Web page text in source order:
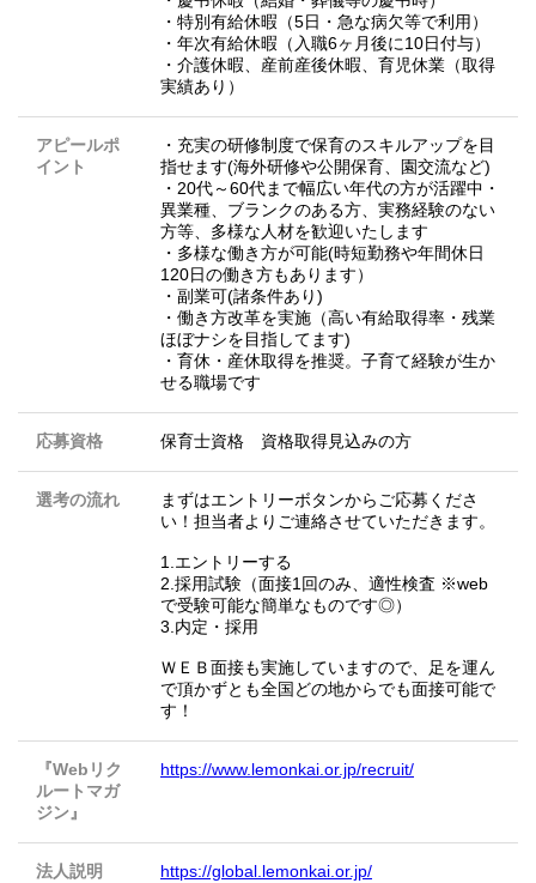
・特別有給休暇（5日・急な病欠等で利用）
・年次有給休暇（入職6ヶ月後に10日付与）
・介護休暇、産前産後休暇、育児休業（取得
実績あり）
アピールポ
イント
・充実の研修制度で保育のスキルアップを目
指せます(海外研修や公開保育、園交流など)
・20代～60代まで幅広い年代の方が活躍中・
異業種、ブランクのある方、実務経験のない
方等、多様な人材を歓迎いたします
・多様な働き方が可能(時短勤務や年間休日
120日の働き方もあります）
・副業可(諸条件あり)
・働き方改革を実施（高い有給取得率・残業
ほぼナシを目指してます)
・育休・産休取得を推奨。子育て経験が生か
せる職場です
応募資格 保育士資格 資格取得見込みの方
選考の流れ
まずはエントリーボタンからご応募くださ
い！担当者よりご連絡させていただきます。
1.エントリーする
2.採用試験（面接1回のみ、適性検査 ※web
で受験可能な簡単なものです◎）
3.内定・採用
ＷＥＢ面接も実施していますので、足を運ん
で頂かずとも全国どの地からでも面接可能で
す！
『Webリク
ルートマガ
ジン』
https://www.lemonkai.or.jp/recruit/
法人説明 https://global.lemonkai.or.jp/